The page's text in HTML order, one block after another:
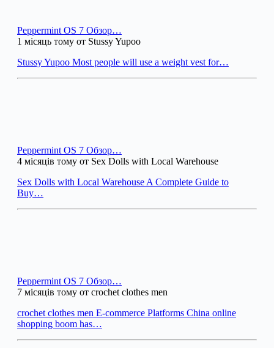
Peppermint OS 7 Обзор…
1 місяць тому от Stussy Yupoo
Stussy Yupoo Most people will use a weight vest for…
Peppermint OS 7 Обзор…
4 місяців тому от Sex Dolls with Local Warehouse
Sex Dolls with Local Warehouse A Complete Guide to
Buy…
Peppermint OS 7 Обзор…
7 місяців тому от crochet clothes men
crochet clothes men E-commerce Platforms China online
shopping boom has…